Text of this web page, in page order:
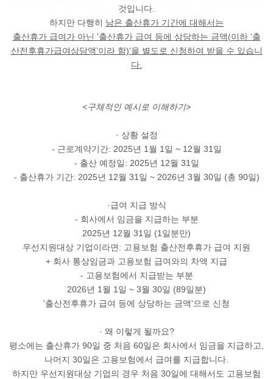
것입니다.
하지만 다행히 남은 출산휴가 기간에 대해서는
출산휴가 급여가 아닌 '출산휴가 급여 등에 상당하는 금액(이하 ‘출
산전후휴가급여상당액’이라 함)'을 별도로 신청하여 받을 수 있습니
다.
<구체적인 예시로 이해하기>
· 상황 설정
- 근로계약기간: 2025년 1월 1일 ~ 12월 31일
- 출산 예정일: 2025년 12월 31일
- 출산휴가 기간: 2025년 12월 31일 ~ 2026년 3월 30일 (총 90일)
·급여 지급 방식
- 회사에서 임금을 지급하는 부분
2025년 12월 31일 (1일분만)
우선지원대상 기업이라면: 고용보험 출산전후휴가 급여 지원
+ 회사 통상임금과 고용보험 급여와의 차액 지급
- 고용보험에서 지급받는 부분
2026년 1월 1일 ~ 3월 30일 (89일분)
'출산전후휴가 급여 등에 상당하는 금액'으로 신청
· 왜 이렇게 될까요?
평소에는 출산휴가 90일 중 처음 60일은 회사에서 임금을 지급하고,
나머지 30일은 고용보험에서 급여를 지급합니다.
하지만 우선지원대상 기업의 경우 처음 30일에 대해서도 고용보험